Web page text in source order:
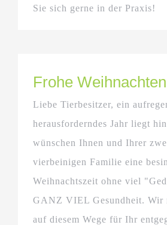
Sie sich gerne in der
Frohe
Liebe Tierbesitzer, ein
herausforderndes Jahr liegt
wünschen Ihnen und Ihrer
vierbeinigen Familie eine
Weihnachtszeit ohne viel
GANZ VIEL Gesundheit. Wir
auf diesem Wege für Ihr